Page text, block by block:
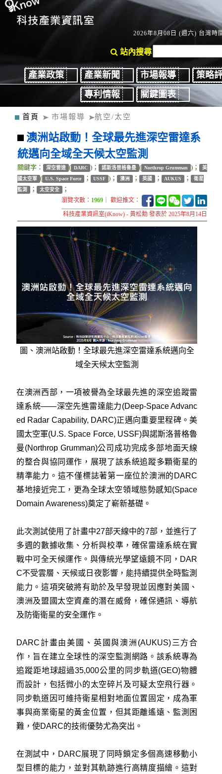
2026年8月08日 (週六) 台灣時
站內搜尋
產業政策 產業新聞 市場報導
策略
專利情報
關鍵圖表
首頁 市場報導 航空/太空
澳洲站啟動！全球最先進深空雷達系
統邁向全域全天候太空監測
關鍵字： 深空雷達 ( DARC )； 諾斯洛普格魯曼 ( Northrop Grumman )；
美
國太空軍 ( U.S. Space Force ； USSF )； 澳洲 ； 英國 ； AUKUS ； 衛星
監測
； 太空安全 ；
瀏覽次數： 1969 ｜ 歡迎推文：
科技產業資訊室(iKnow) - 黃松勳 發表於 2025年8月14日
圖、澳洲站啟動！全球最先進深空雷達系統邁向全
域全天候太空監測
在澳洲西部，一項被譽為全球最先進的深空追蹤雷
達系統——深空先進雷達能力(Deep-Space Advanc
ed Radar Capability, DARC)正邁向重要里程碑。美
國太空軍(U.S. Space Force, USSF)與諾斯洛普格魯
曼(Northrop Grumman)公司成功完成多部地面天線
的整合與協同運作，展現了該系統追蹤多顆衛星的
精準能力。這不僅標誌著第一座位於澳洲的DARC
基地接近完工，更為全球太空領域態勢感知(Space
Domain Awareness)奠定了嶄新基礎。
此次測試使用了計畫中27部天線中的7部，並進行了
多週的數據收集、分析與校準，確保雷達系統在實
戰中可全天候運作。與傳統光學望遠鏡不同，DAR
C不受雲層、天候或日夜影響，能持續提供全時監測
能力。這項突破將有助於及早發現並因應對美國、
澳洲及盟國太空資產的潛在威脅，確保通訊、導航
及防衛衛星的安全運作。
DARC計畫由美國、英國與澳洲(AUKUS)三方合
作，旨在建立全球性的深空監測網路。該系統專為
追蹤距地球超過35,000公里的同步軌道(GEO)物體
而設計，包括微小的太空碎片及可疑太空飛行器。
同步軌道因可維持衛星相對地面位置固定，成為軍
事與商業衛星的黃金位置，但其距離遙遠、監測困
難，使DARC的技術優勢尤為突出。
在測試中，DARC展現了同時鎖定多個高速移動小
型目標的能力，並對其軌跡進行高精度描繪。這對